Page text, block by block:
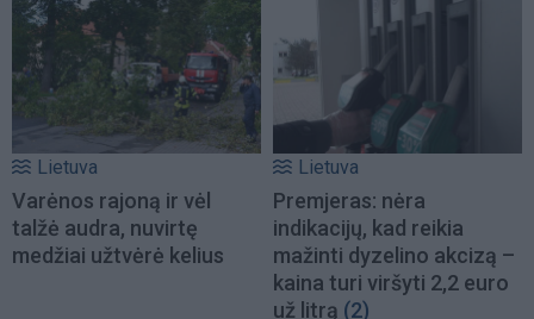
Lietuva
Varėnos rajoną ir vėl
talžė audra, nuvirtę
medžiai užtvėrė kelius
Lietuva
Premjeras: nėra
indikacijų, kad reikia
mažinti dyzelino akcizą –
kaina turi viršyti 2,2 euro
už litrą (2)